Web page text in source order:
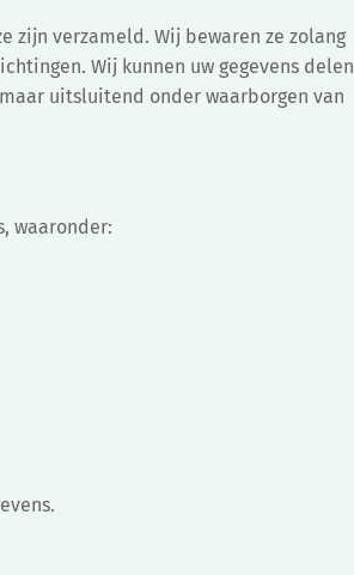
zijn verzameld. Wij bewaren ze zolang
Wij kunnen uw gegevens delen
uitsluitend onder waarborgen van
waaronder: